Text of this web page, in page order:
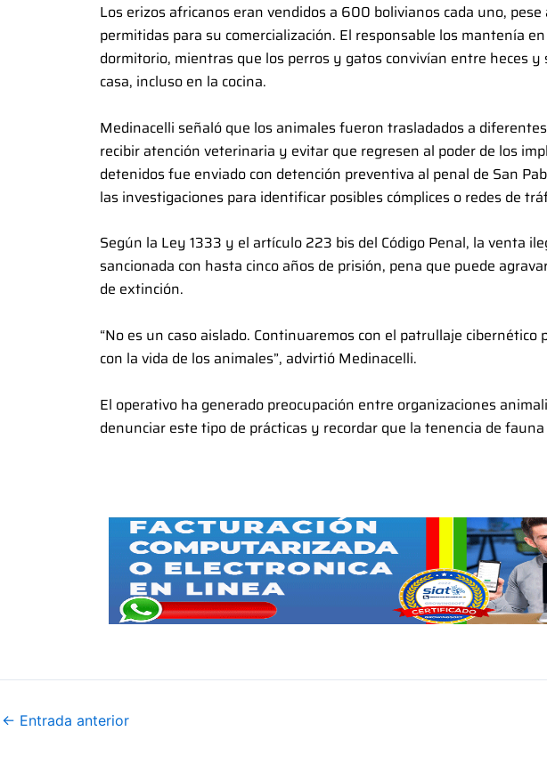
Los erizos africanos eran vendidos a 600 bolivianos cada uno,
permitidas para su comercialización. El responsable los mantenía
dormitorio, mientras que los perros y gatos convivían entre heces
casa, incluso en la cocina.
Medinacelli señaló que los animales fueron trasladados a
recibir atención veterinaria y evitar que regresen al poder de los
detenidos fue enviado con detención preventiva al penal de San
las investigaciones para identificar posibles cómplices o redes de
Según la Ley 1333 y el artículo 223 bis del Código Penal, la venta
sancionada con hasta cinco años de prisión, pena que puede
de extinción.
“No es un caso aislado. Continuaremos con el patrullaje
con la vida de los animales”, advirtió Medinacelli.
El operativo ha generado preocupación entre organizaciones
denunciar este tipo de prácticas y recordar que la tenencia de
← Entrada anterior